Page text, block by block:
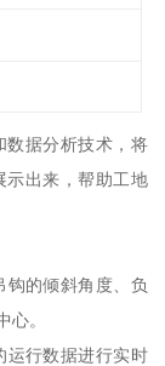
数据分析技术，将
示出来，帮助工地
钩的倾斜角度、负
心。
运行数据进行实时